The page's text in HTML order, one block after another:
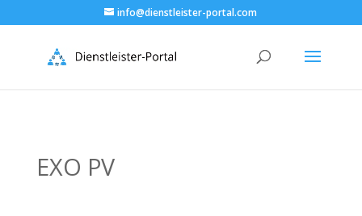
info@dienstleister-portal.com
EXO PV